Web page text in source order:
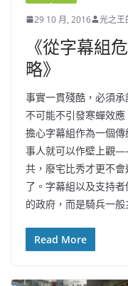
29 10 月, 2016 光之王
《從字幕組
略》
事實一貫殘酷，必須承
不可能不引發寒蟬效
擔心字幕組作為一個
事人就可以作壁上觀
共，廢宅比秀才更不
了。字幕組以及支持
的政府，而是騎兵一
Read More